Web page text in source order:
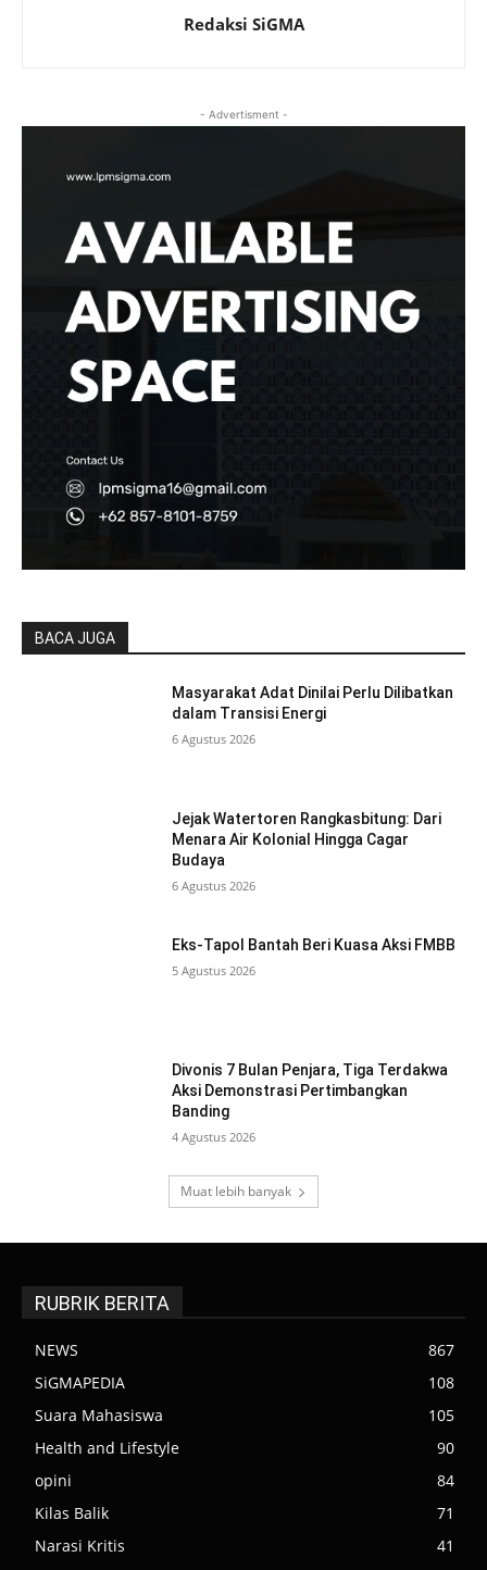
Redaksi SiGMA
- Advertisment -
BACA JUGA
Masyarakat Adat Dinilai Perlu Dilibatkan
dalam Transisi Energi
6 Agustus 2026
Jejak Watertoren Rangkasbitung: Dari
Menara Air Kolonial Hingga Cagar
Budaya
6 Agustus 2026
Eks-Tapol Bantah Beri Kuasa Aksi FMBB
5 Agustus 2026
Divonis 7 Bulan Penjara, Tiga Terdakwa
Aksi Demonstrasi Pertimbangkan
Banding
4 Agustus 2026
Muat lebih banyak
RUBRIK BERITA
NEWS
867
SiGMAPEDIA
108
Suara Mahasiswa
105
Health and Lifestyle
90
opini
84
Kilas Balik
71
Narasi Kritis
41